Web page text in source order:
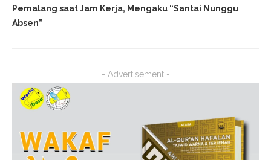
Pemalang saat Jam Kerja, Mengaku “Santai Nunggu
Absen”
- Advertisement -